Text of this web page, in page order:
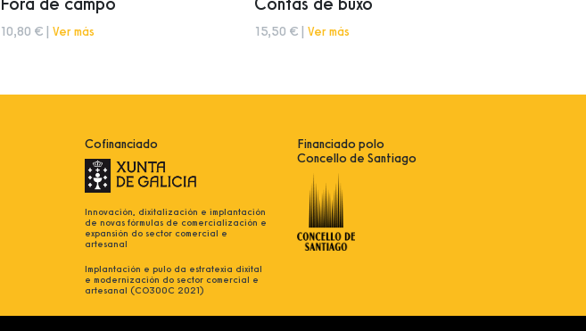
10,80 € | Ver más 15,50 € | Ver más
Cofinanciado
Innovación, dixitalización e implantación
de novas fórmulas de comercialización e
expansión do sector comercial e
artesanal
Implantación e pulo da estratexia dixital
e modernización do sector comercial e
artesanal (CO300C 2021)
Financiado polo
Concello de Santiago